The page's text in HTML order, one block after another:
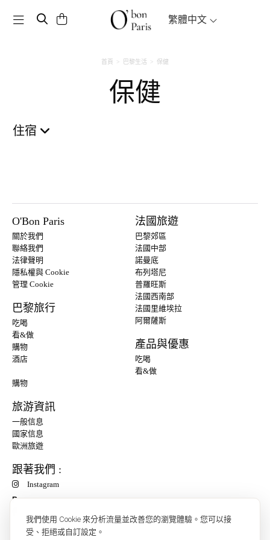
我們使用 Cookie 來分析流量並改善您的瀏覽體驗。您可以接
受、拒絕或自訂設定。
Toggle navigation 繁體中文
首頁 巴黎生活 保健
保健
住宿
O'Bon Paris
關於我們
聯絡我們
法律聲明
隱私權與 Cookie
管理 Cookie
巴黎旅行
吃喝
看&做
購物
酒店
法國旅遊
巴黎郊區
法國中部
諾曼底
布列塔尼
普羅旺斯
法國西南部
法國里維埃拉
阿爾薩斯
產品與優惠
吃喝
看&做
購物
旅游資訊
一般信息
國家信息
歐洲旅遊
跟著我們 :
Instagram
P